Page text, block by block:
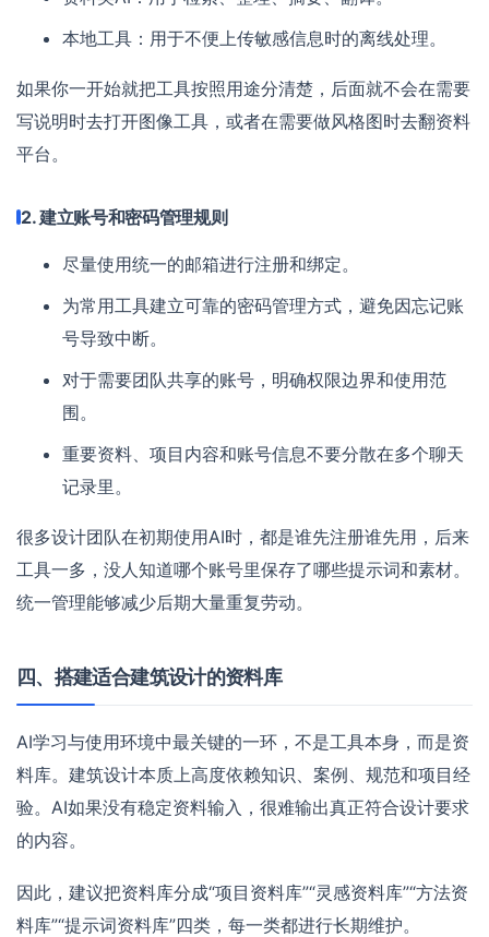
本地工具：用于不便上传敏感信息时的离线处理。
如果你一开始就把工具按照用途分清楚，后面就不会在需要
写说明时去打开图像工具，或者在需要做风格图时去翻资料
平台。
2. 建立账号和密码管理规则
尽量使用统一的邮箱进行注册和绑定。
为常用工具建立可靠的密码管理方式，避免因忘记账
号导致中断。
对于需要团队共享的账号，明确权限边界和使用范
围。
重要资料、项目内容和账号信息不要分散在多个聊天
记录里。
很多设计团队在初期使用AI时，都是谁先注册谁先用，后来
工具一多，没人知道哪个账号里保存了哪些提示词和素材。
统一管理能够减少后期大量重复劳动。
四、搭建适合建筑设计的资料库
AI学习与使用环境中最关键的一环，不是工具本身，而是资
料库。建筑设计本质上高度依赖知识、案例、规范和项目经
验。AI如果没有稳定资料输入，很难输出真正符合设计要求
的内容。
因此，建议把资料库分成“项目资料库”“灵感资料库”“方法资
料库”“提示词资料库”四类，每一类都进行长期维护。